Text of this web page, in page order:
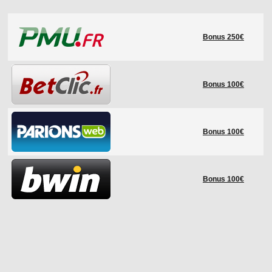
LES STADES
HISTORIQUE
COUPE DES CONFÉDÉRATIONS
Bonus 250€
Bonus 100€
Bonus 100€
Bonus 100€